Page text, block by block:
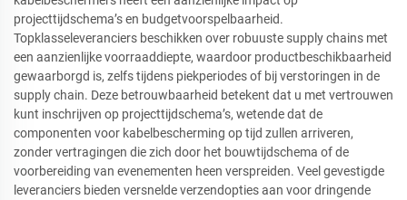
projecttijdschema’s en budgetvoorspelbaarheid.
Topklasseleveranciers beschikken over robuuste supply chains met
een aanzienlijke voorraaddiepte, waardoor productbeschikbaarheid
gewaarborgd is, zelfs tijdens piekperiodes of bij verstoringen in de
supply chain. Deze betrouwbaarheid betekent dat u met vertrouwen
kunt inschrijven op projecttijdschema’s, wetende dat de
componenten voor kabelbescherming op tijd zullen arriveren,
zonder vertragingen die zich door het bouwtijdschema of de
voorbereiding van evenementen heen verspreiden. Veel gevestigde
leveranciers bieden versnelde verzendopties aan voor dringende